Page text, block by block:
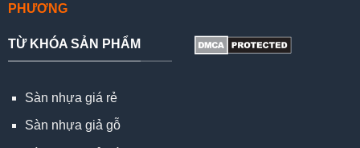
PHƯƠNG
TỪ KHÓA SẢN PHẨM
Sàn nhựa giá rẻ
Sàn nhựa giả gỗ